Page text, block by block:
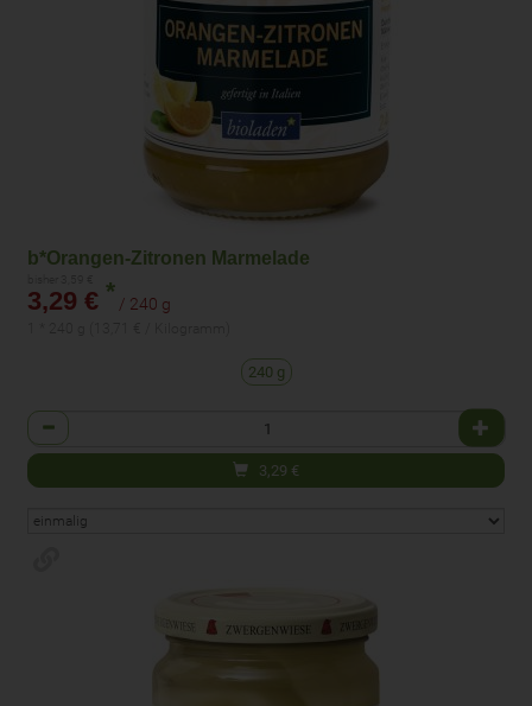
b*Orangen-Zitronen Marmelade
3,29 € * / 240 g
240 g
Anzahl
3,29 €